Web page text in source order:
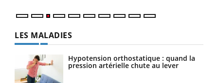
LES MALADIES
Hypotension orthostatique : quand la
pression artérielle chute au lever